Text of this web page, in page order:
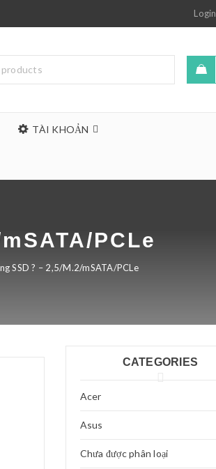
Login
TÀI KHOẢN
PCLe
SSD ? – 2,5/M.2/mSATA/PCLe
CATEGORIES
Acer
Asus
Chưa được phân loại